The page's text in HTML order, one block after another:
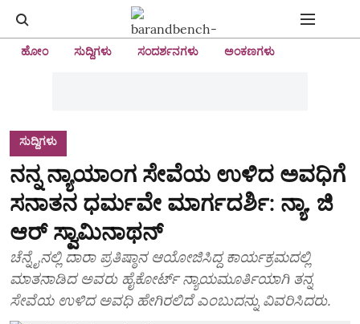
ಹೋಂ ಸುದ್ದಿಗಳು ಸಂದರ್ಶನಗಳು ಅಂಕಣಗಳು
ಸುದ್ದಿಗಳು
ನನ್ನ ನ್ಯಾಯಾಂಗ ಸೇವೆಯ ಉಳಿದ ಅವಧಿಗೆ
ಸನಾತನ ಧರ್ಮವೇ ಮಾರ್ಗದರ್ಶಿ: ನ್ಯಾ. ಜಿ
ಆರ್ ಸ್ವಾಮಿನಾಥನ್
ಚೆನ್ನೈನಲ್ಲಿ ದಾರಾ ಪ್ರತಿಷ್ಠಾನ ಆಯೋಜಿಸಿದ್ದ ಕಾರ್ಯಕ್ರಮದಲ್ಲಿ
ಮಾತನಾಡಿದ ಅವರು ಹೈಕೋರ್ಟ್ ನ್ಯಾಯಮೂರ್ತಿಯಾಗಿ ತನ್ನ
ಸೇವೆಯ ಉಳಿದ ಅವಧಿ ಹೇಗಿರಲಿದೆ ಎಂಬುದನ್ನು ವಿವರಿಸಿದರು.